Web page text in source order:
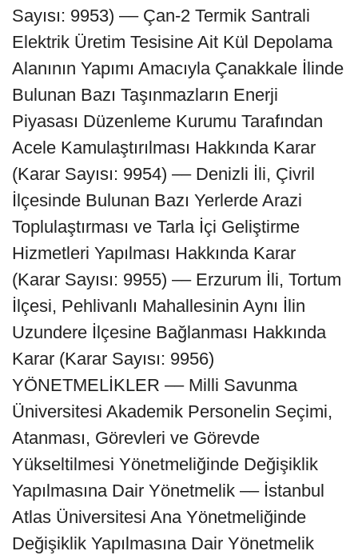
Sayısı: 9953) –– Çan-2 Termik Santrali
Elektrik Üretim Tesisine Ait Kül Depolama
Alanının Yapımı Amacıyla Çanakkale İlinde
Bulunan Bazı Taşınmazların Enerji
Piyasası Düzenleme Kurumu Tarafından
Acele Kamulaştırılması Hakkında Karar
(Karar Sayısı: 9954) –– Denizli İli, Çivril
İlçesinde Bulunan Bazı Yerlerde Arazi
Toplulaştırması ve Tarla İçi Geliştirme
Hizmetleri Yapılması Hakkında Karar
(Karar Sayısı: 9955) –– Erzurum İli, Tortum
İlçesi, Pehlivanlı Mahallesinin Aynı İlin
Uzundere İlçesine Bağlanması Hakkında
Karar (Karar Sayısı: 9956)
YÖNETMELİKLER –– Milli Savunma
Üniversitesi Akademik Personelin Seçimi,
Atanması, Görevleri ve Görevde
Yükseltilmesi Yönetmeliğinde Değişiklik
Yapılmasına Dair Yönetmelik –– İstanbul
Atlas Üniversitesi Ana Yönetmeliğinde
Değişiklik Yapılmasına Dair Yönetmelik